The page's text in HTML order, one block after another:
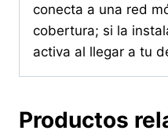
conecta a una red
cobertura; si la
activa al llegar a tu
Productos